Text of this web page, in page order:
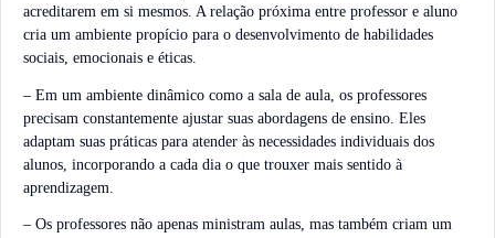
acreditarem em si mesmos. A relação próxima entre professor e aluno
cria um ambiente propício para o desenvolvimento de habilidades
sociais, emocionais e éticas.
– Em um ambiente dinâmico como a sala de aula, os professores
precisam constantemente ajustar suas abordagens de ensino. Eles
adaptam suas práticas para atender às necessidades individuais dos
alunos, incorporando a cada dia o que trouxer mais sentido à
aprendizagem.
– Os professores não apenas ministram aulas, mas também criam um